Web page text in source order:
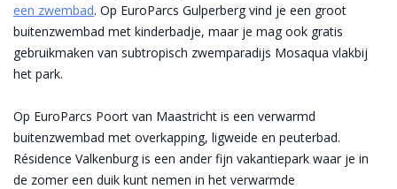
een zwembad. Op EuroParcs Gulperberg vind je een groot
buitenzwembad met kinderbadje, maar je mag ook gratis
gebruikmaken van subtropisch zwemparadijs Mosaqua vlakbij
het park.
Op EuroParcs Poort van Maastricht is een verwarmd
buitenzwembad met overkapping, ligweide en peuterbad.
Résidence Valkenburg is een ander fijn vakantiepark waar je in
de zomer een duik kunt nemen in het verwarmde